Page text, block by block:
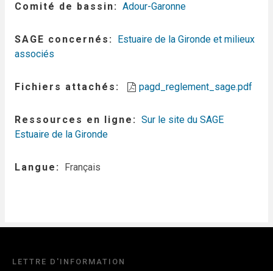
Comité de bassin Adour-Garonne
SAGE concernés
Estuaire de la Gironde et milieux
associés
Fichiers attachés pagd_reglement_sage.pdf
Ressources en ligne
Sur le site du SAGE
Estuaire de la Gironde
Langue Français
LETTRE D'INFORMATION